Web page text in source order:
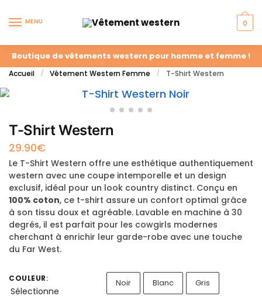
MENU 0
Boutique de vêtements western pour homme et femme !
Accueil / Vêtement Western Femme / T-Shirt Western
T-Shirt Western
29.90€
Le T-Shirt Western offre une esthétique authentiquement
western avec une coupe intemporelle et un design
exclusif, idéal pour un look country distinct. Conçu en
100% coton, ce t-shirt assure un confort optimal grâce
à son tissu doux et agréable. Lavable en machine à 30
degrés, il est parfait pour les cowgirls modernes
cherchant à enrichir leur garde-robe avec une touche
du Far West.
COULEUR:
Sélectionne
Noir Blanc Gris